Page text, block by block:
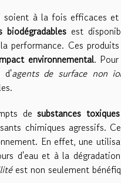
à la fois efficaces et
biodégradablesest
performance. Ces
environnemental.
d'agents de surface non
desubstances toxiques
chimiques agressifs.
En effet, une
d'eau et à la
est non seulement